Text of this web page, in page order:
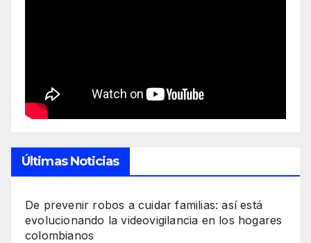
Últimas Noticias
De prevenir robos a cuidar familias: así está
evolucionando la videovigilancia en los hogares
colombianos